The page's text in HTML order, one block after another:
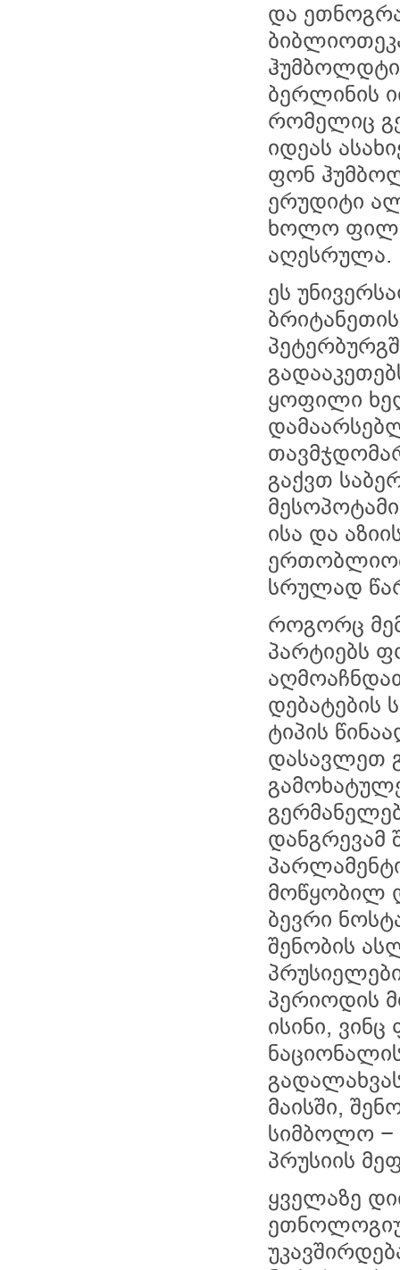
და
ბერლინის
რომელიც
იდეას
ფონ
ერუდიტი
ხოლო
აღესრულა.
ეს
ყოფილი
გაქვთ
ისა და
სრულად
როგორც
პარტიებს
დებატების
ტიპის
დასავლეთ
დანგრევამ
მოწყობილ
ბევრი
შენობის
პერიოდის
ისინი,
მაისში,
სიმბოლო −
პრუსიის
ყველაზე